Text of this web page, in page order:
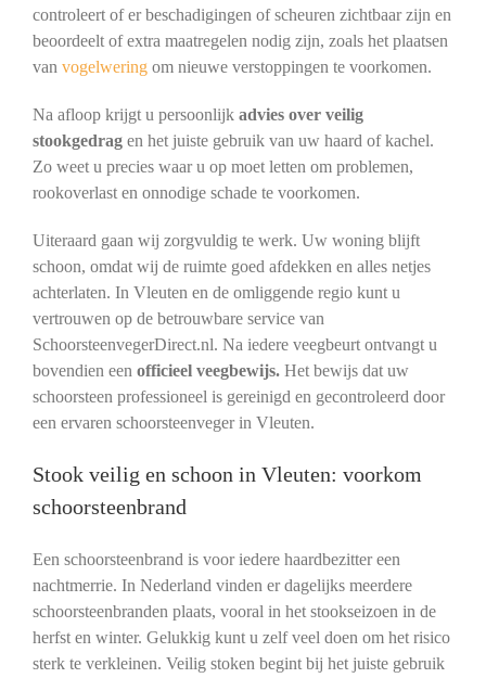
controleert of er beschadigingen of scheuren zichtbaar zijn en
beoordeelt of extra maatregelen nodig zijn, zoals het plaatsen
van vogelweringom nieuwe verstoppingen te voorkomen.
Na afloop krijgt u persoonlijk advies over veilig
stookgedragen het juiste gebruik van uw haard of kachel.
Zo weet u precies waar u op moet letten om problemen,
rookoverlast en onnodige schade te voorkomen.
Uiteraard gaan wij zorgvuldig te werk. Uw woning blijft
schoon, omdat wij de ruimte goed afdekken en alles netjes
achterlaten. In Vleuten en de omliggende regio kunt u
vertrouwen op de betrouwbare service van
SchoorsteenvegerDirect.nl. Na iedere veegbeurt ontvangt u
bovendien een officieel veegbewijs. Het bewijs dat uw
schoorsteen professioneel is gereinigd en gecontroleerd door
een ervaren schoorsteenveger in Vleuten.
Stook veilig en schoon in Vleuten: voorkom
schoorsteenbrand
Een schoorsteenbrand is voor iedere haardbezitter een
nachtmerrie. In Nederland vinden er dagelijks meerdere
schoorsteenbranden plaats, vooral in het stookseizoen in de
herfst en winter. Gelukkig kunt u zelf veel doen om het risico
sterk te verkleinen. Veilig stoken begint bij het juiste gebruik